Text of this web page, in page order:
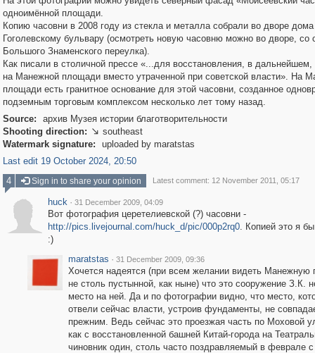
одноимённой площади.
Копию часовни в 2008 году из стекла и металла собрали во дворе
Гоголевскому бульвару (осмотреть новую часовню можно во дворе, со
Большого Знаменского переулка).
Как писали в столичной прессе «...для восстановления, в дальнейшем,
на Манежной площади вместо утраченной при советской власти». На
площади есть гранитное основание для этой часовни, созданное
подземным торговым комплексом несколько лет тому назад.
Source:
архив Музея истории благотворительности
Shooting direction:  southeast
Watermark signature:
uploaded by maratstas
Last edit 19 October 2024, 20:50
4
Sign in to share your opinion Latest comment: 12 November 2011, 05:17
huck · 31 December 2009, 04:09
Вот фотография церетелиевской (?) часовни -
http://pics.livejournal.com/huck_d/pic/000p2rq0. Копией это я
:)
maratstas · 31 December 2009, 09:36
Хочется надеятся (при всем желании видеть Манежную
не столь пустынной, как ныне) что это сооружение З.К.
место на ней. Да и по фотографии видно, что место,
отвели сейчас власти, устроив фундаменты, не
прежним. Ведь сейчас это проезжая часть по Моховой
как с восстановленной башней Китай-города на
чиновник один, столь часто поздравляемый в феврале с